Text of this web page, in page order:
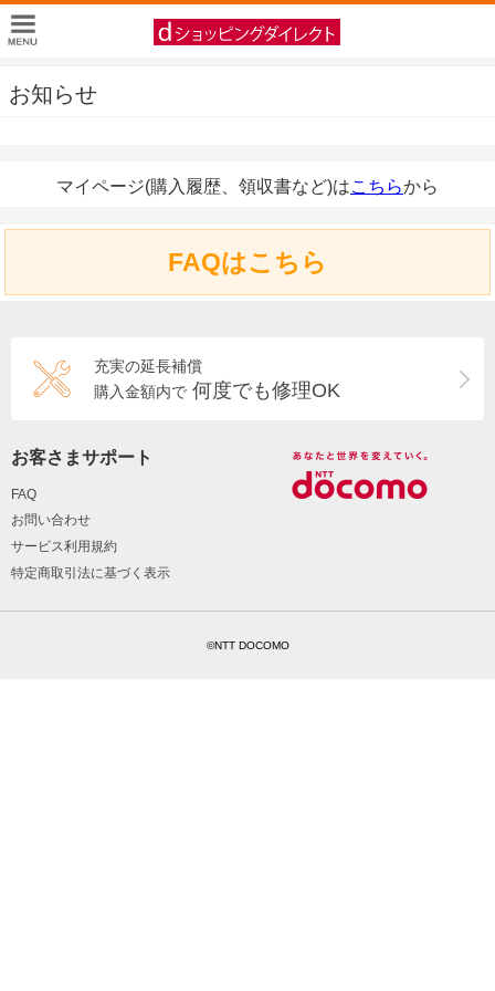
お知らせ
マイページ(購入履歴、領収書など)はこちらから
FAQはこちら
充実の延長補償
購入金額内で 何度でも修理OK
お客さまサポート
FAQ
お問い合わせ
サービス利用規約
特定商取引法に基づく表示
©NTT DOCOMO